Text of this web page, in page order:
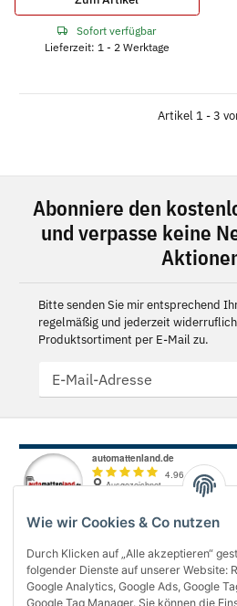
Wie wir Cookies & Co nutzen
Durch Klicken auf „Alle akzeptieren“
folgender Dienste auf unserer Website:
Google Analytics, Google Ads, Google
Google Tag Manager. Sie können die
Sofort verfügbar
Lieferzeit: 1 - 2 Werktage
Artikel 1 - 3
Abonniere den
und verpasse keine
Bitte senden Sie mir entsprechend
regelmäßig und jederzeit
Produktsortiment per E-Mail zu.
Über uns